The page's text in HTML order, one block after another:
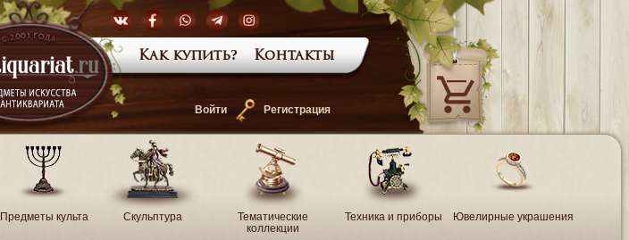
Войти Регистрация
Как купить? Контакты
—
Предметы культа Скульптура
Тематические
коллекции
Техника и приборы Ювелирные украшения